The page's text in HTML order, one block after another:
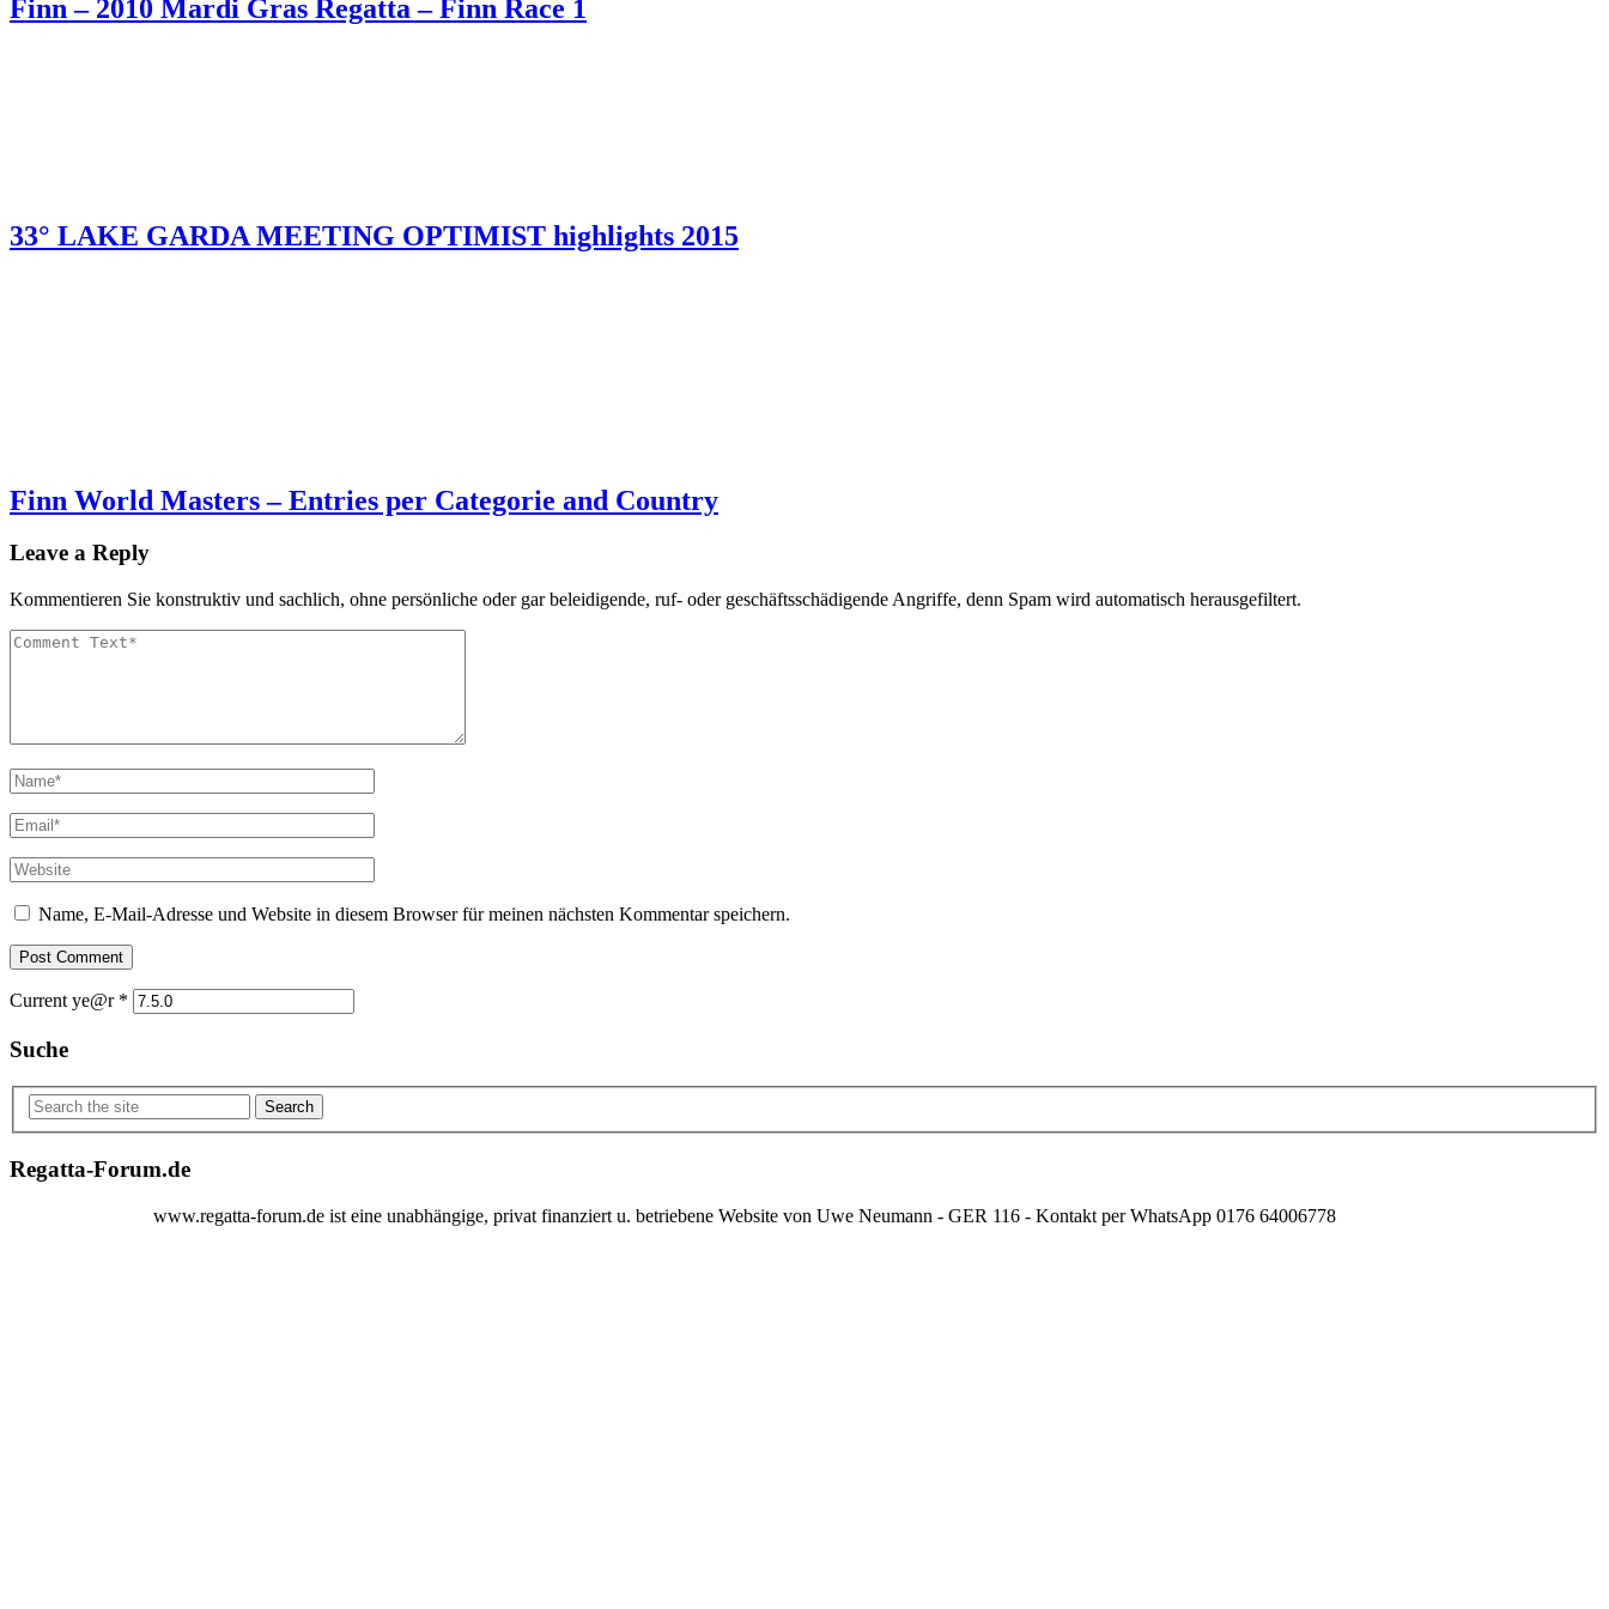
Finn – 2010 Mardi Gras Regatta – Finn Race 1
33° LAKE GARDA MEETING OPTIMIST highlights 2015
Finn World Masters – Entries per Categorie and Country
Leave a Reply
Kommentieren Sie konstruktiv und sachlich, ohne persönliche oder gar beleidigende, ruf- oder geschäftsschädigende Angriffe, denn Spam wird automatisch herausgefiltert.
Name, E-Mail-Adresse und Website in diesem Browser für meinen nächsten Kommentar speichern.
Current ye@r *
Suche
Search
Regatta-Forum.de
www.regatta-forum.de ist eine unabhängige, privat finanziert u. betriebene Website von Uwe Neumann - GER 116 - Kontakt per WhatsApp 0176 64006778